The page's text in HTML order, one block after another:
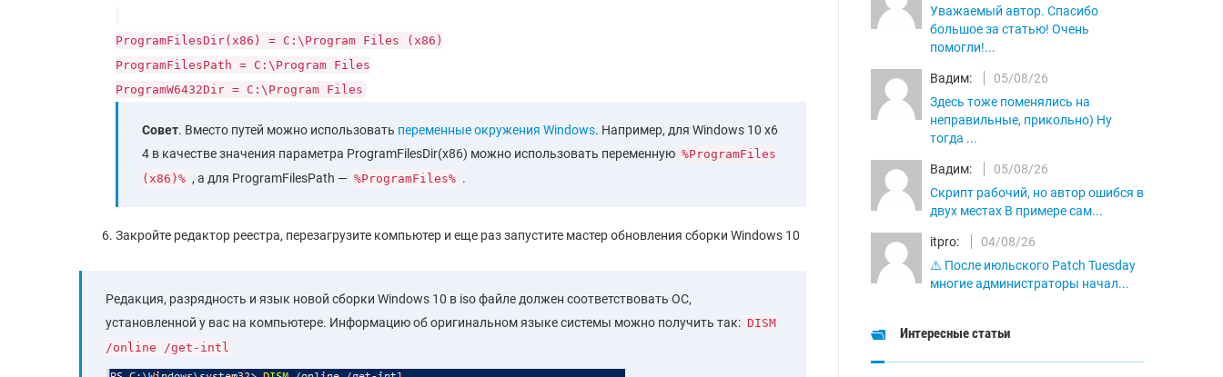
ProgramFilesDir(x86) = C:\Program Files (x86)
ProgramFilesPath = C:\Program Files
ProgramW6432Dir = C:\Program Files
Совет. Вместо путей можно использовать переменные окружения Windows. Например, для Windows 10 x6
4 в качестве значения параметра ProgramFilesDir(x86) можно использовать переменную %ProgramFiles
(x86)% , а для ProgramFilesPath — %ProgramFiles% .
Закройте редактор реестра, перезагрузите компьютер и еще раз запустите мастер обновления сборки Windows 10
Редакция, разрядность и язык новой сборки Windows 10 в iso файле должен соответствовать ОС,
установленной у вас на компьютере. Информацию об оригинальном языке системы можно получить так: DISM
/online /get-intl
Уважаемый автор. Спасибо
большое за статью! Очень
помогли!...
Вадим:
05/08/26
Здесь тоже поменялись на
неправильные, прикольно) Ну
тогда ...
Вадим:
05/08/26
Скрипт рабочий, но автор ошибся в
двух местах В примере сам...
itpro:
04/08/26
⚠️ После июльского Patch Tuesday
многие администраторы начал...
Интересные статьи